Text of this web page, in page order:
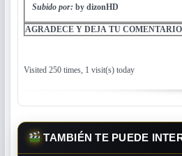
Subido por: by dizonHD
AGRADECE Y DEJA TU COMENTARIO
Visited 250 times, 1 visit(s) today
TAMBIÉN TE PUEDE